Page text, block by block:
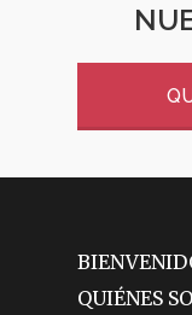
QUIÉNES